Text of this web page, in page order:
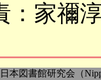
：家
本図書館研究会（